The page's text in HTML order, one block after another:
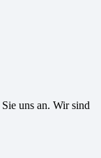
uns an. Wir sind